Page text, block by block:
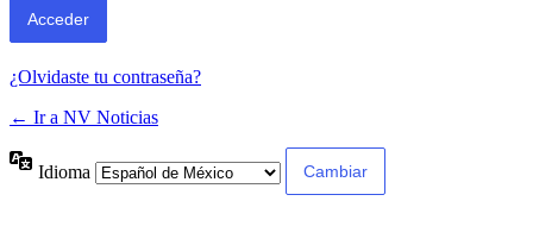
¿Olvidaste tu contraseña?
← Ir a NV Noticias
Idioma